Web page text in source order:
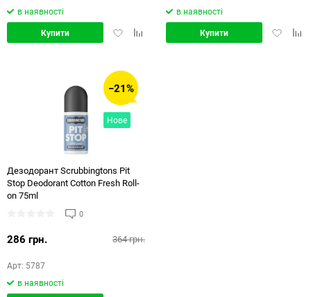
в наявності
ДодатиДодати
Купити
в наявності
Додати
Купити
−21%
Нове
Дезодорант Scrubbingtons Pit
Stop Deodorant Cotton Fresh Roll-
on 75ml
0
364 грн.
286 грн.
Арт: 5787
в наявності